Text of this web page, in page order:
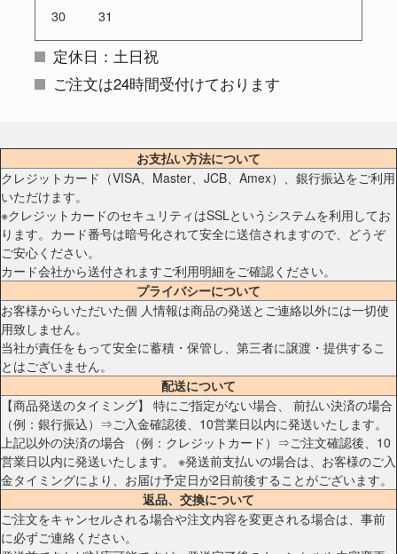
30 31
定休日：土日祝
ご注文は24時間受付けております
お支払い方法について
クレジットカード（VISA、Master、JCB、Amex）、銀行振込をご利用
いただけます。
※クレジットカードのセキュリティはSSLというシステムを利用してお
ります。カード番号は暗号化されて安全に送信されますので、どうぞ
ご安心ください。
カード会社から送付されますご利用明細をご確認ください。
プライバシーについて
お客様からいただいた個 人情報は商品の発送とご連絡以外には一切使
用致しません。
当社が責任をもって安全に蓄積・保管し、第三者に譲渡・提供するこ
とはございません。
配送について
【商品発送のタイミング】 特にご指定がない場合、 前払い決済の場合
（例：銀行振込）⇒ご入金確認後、10営業日以内に発送いたします。
上記以外の決済の場合 （例：クレジットカード）⇒ご注文確認後、10
営業日以内に発送いたします。 ※発送前支払いの場合は、お客様のご入
金タイミングにより、お届け予定日が2日前後することがございます。
返品、交換について
ご注文をキャンセルされる場合や注文内容を変更される場合は、事前
に必ずご連絡ください。